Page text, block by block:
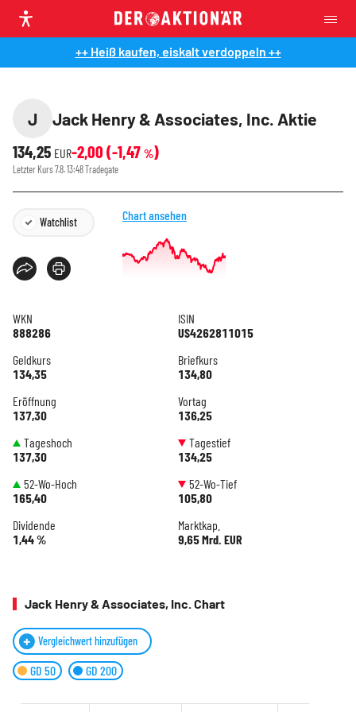
++ Heiß kaufen, eiskalt verdoppeln ++
J
Jack Henry & Associates, Inc. Aktie
134,25 EUR-2,00 (-1,47 %)
Letzter Kurs7.8. 13:48Tradegate
Watchlist Chart ansehen
WKN
888286
ISIN
US4262811015
Geldkurs
134,35
Briefkurs
134,80
Eröffnung
137,30
Vortag
136,25
Tageshoch
137,30
Tagestief
134,25
52-Wo-Hoch
165,40
52-Wo-Tief
105,80
Dividende
1,44 %
Marktkap.
9,65 Mrd. EUR
Jack Henry & Associates, Inc. Chart
Vergleichwert hinzufügen
GD 50 GD 200